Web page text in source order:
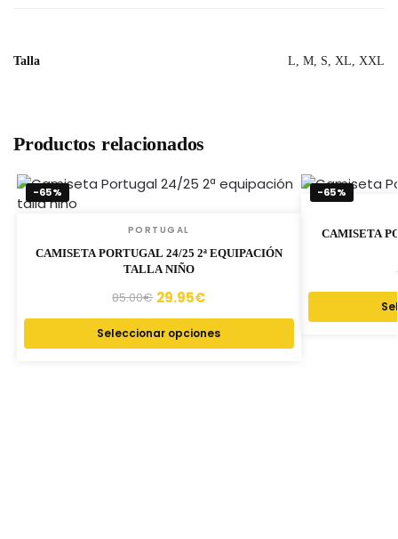
Talla L, M, S, XL, XXL
Productos relacionados
-65%
PORTUGAL
CAMISETA PORTUGAL 24/25 2ª EQUIPACIÓN
TALLA NIÑO
85.00€ 29.95€
Seleccionar opciones
-65%
CAMISETA